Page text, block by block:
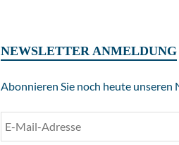
NEWSLETTER ANMELDUNG
Abonnieren Sie noch heute unseren